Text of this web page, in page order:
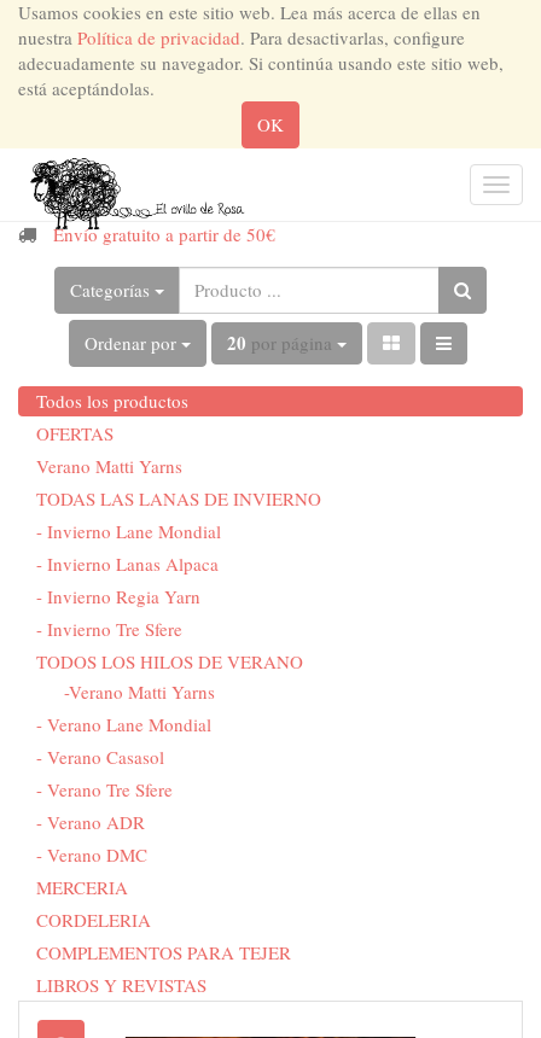
Usamos cookies en este sitio web. Lea más acerca de ellas en
nuestra Política de privacidad. Para desactivarlas, configure
adecuadamente su navegador. Si continúa usando este sitio web,
está aceptándolas.
OK
Envío gratuito a partir de 50€
Categorías
Ordenar por 20 por página
Todos los productos
OFERTAS
Verano Matti Yarns
TODAS LAS LANAS DE INVIERNO
- Invierno Lane Mondial
- Invierno Lanas Alpaca
- Invierno Regia Yarn
- Invierno Tre Sfere
TODOS LOS HILOS DE VERANO
-Verano Matti Yarns
- Verano Lane Mondial
- Verano Casasol
- Verano Tre Sfere
- Verano ADR
- Verano DMC
MERCERIA
CORDELERIA
COMPLEMENTOS PARA TEJER
LIBROS Y REVISTAS